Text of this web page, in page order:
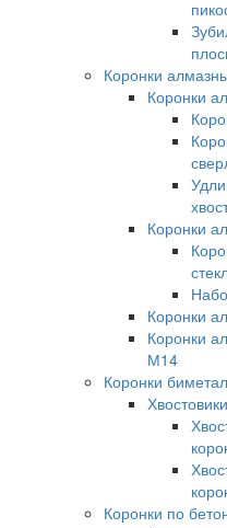
Коронки
Коронки
Коронки
Коронки
Коронки
М14
Коронки
Коронки по